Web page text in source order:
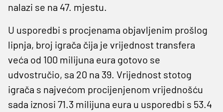
nalazi se na 47. mjestu.
U usporedbi s procjenama objavljenim prošlog
lipnja, broj igrača čija je vrijednost transfera
veća od 100 milijuna eura gotovo se
udvostručio, sa 20 na 39. Vrijednost stotog
igrača s najvećom procijenjenom vrijednošću
sada iznosi 71.3 milijuna eura u usporedbi s 53.4